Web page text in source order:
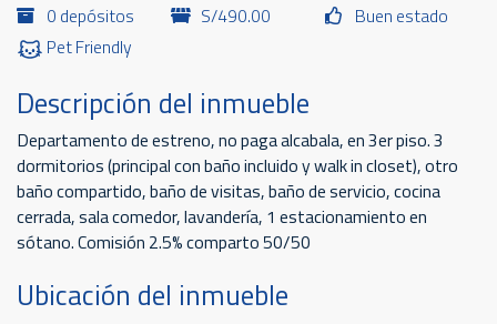
0 depósitos
S/490.00
Buen estado
Pet Friendly
Descripción del inmueble
Departamento de estreno, no paga alcabala, en 3er piso. 3
dormitorios (principal con baño incluido y walk in closet), otro
baño compartido, baño de visitas, baño de servicio, cocina
cerrada, sala comedor, lavandería, 1 estacionamiento en
sótano. Comisión 2.5% comparto 50/50
Ubicación del inmueble